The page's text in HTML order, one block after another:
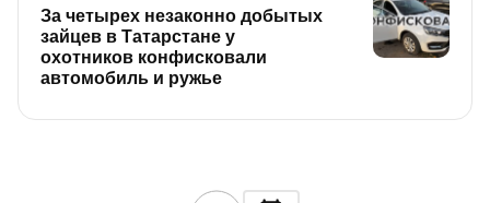
За четырех незаконно добытых
зайцев в Татарстане у
охотников конфисковали
автомобиль и ружье